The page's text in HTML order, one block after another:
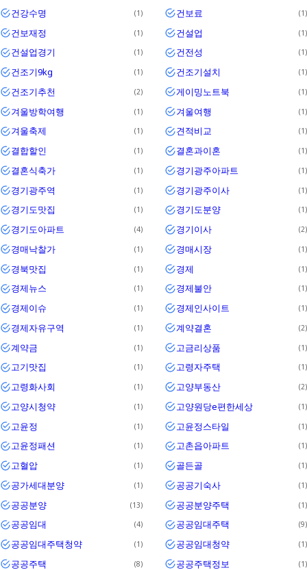
건강수명 1 건보료 1
건보재정 1 건설업 1
건설업경기 1 건전성 1
건조기9kg 1 건조기설치 1
건조기추천 2 게이밍노트북 1
겨울방학여행 1 겨울여행 1
겨울축제 1 견적비교 1
결합할인 1 결혼과이혼 1
결혼식축가 1 경기광주아파트 1
경기광주역 1 경기광주이사 1
경기도맛집 1 경기도분양 1
경기도아파트 4 경기이사 2
경매낙찰가 1 경매시장 1
경북맛집 1 경제 1
경제뉴스 1 경제불안 1
경제이슈 1 경제인사이트 1
경제자유구역 1 계약결혼 2
계약금 1 고금리상품 1
고기맛집 1 고령자주택 1
고령화사회 1 고양부동산 2
고양시청약 1 고양원당e편한세상 1
고윤정 1 고윤정스타일 1
고윤정패션 1 고촌읍아파트 1
고혈압 1 골든골 1
공가세대분양 1 공공기숙사 1
공공분양 13 공공분양주택 1
공공임대 4 공공임대주택 9
공공임대주택청약 1 공공임대청약 1
공공주택 8 공공주택정보 1